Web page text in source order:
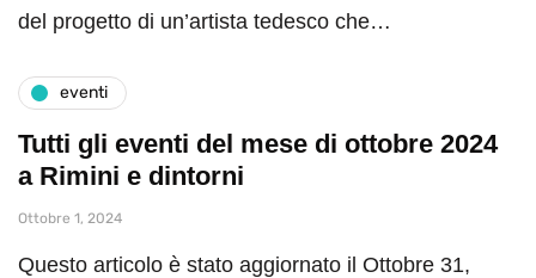
del progetto di un’artista tedesco che…
eventi
Tutti gli eventi del mese di ottobre 2024
a Rimini e dintorni
Ottobre 1, 2024
Questo articolo è stato aggiornato il Ottobre 31,